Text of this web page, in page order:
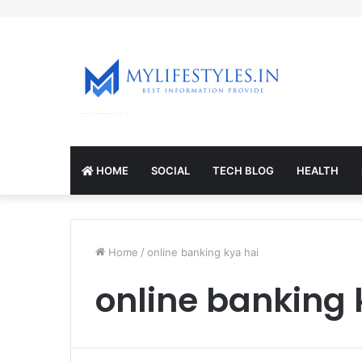
HOME SOCIAL TECH BLOG HEALTH
Home / online banking kya hai
online banking